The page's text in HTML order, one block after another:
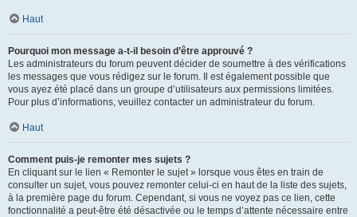
Haut
Pourquoi mon message a-t-il besoin d’être approuvé ?
Les administrateurs du forum peuvent décider de soumettre à des vérifications
les messages que vous rédigez sur le forum. Il est également possible que
vous ayez été placé dans un groupe d’utilisateurs aux permissions limitées.
Pour plus d’informations, veuillez contacter un administrateur du forum.
Haut
Comment puis-je remonter mes sujets ?
En cliquant sur le lien « Remonter le sujet » lorsque vous êtes en train de
consulter un sujet, vous pouvez remonter celui-ci en haut de la liste des sujets,
à la première page du forum. Cependant, si vous ne voyez pas ce lien, cette
fonctionnalité a peut-être été désactivée ou le temps d’attente nécessaire entre